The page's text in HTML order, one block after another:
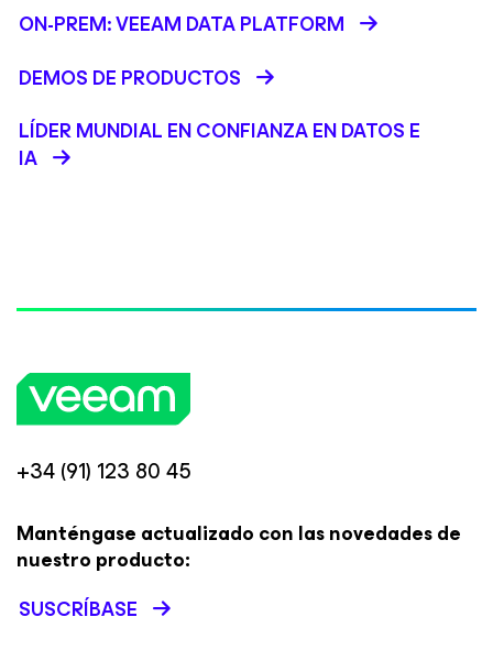
ON-PREM: VEEAM DATA PLATFORM
DEMOS DE PRODUCTOS
LÍDER MUNDIAL EN CONFIANZA EN DATOS E
IA
+34 (91) 123 80 45
Manténgase actualizado con las novedades de
nuestro producto:
SUSCRÍBASE